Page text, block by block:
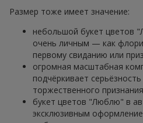
Размер тоже имеет значение:
небольшой букет цветов
очень личным — как
первому свиданию или
огромная масштабная
подчёркивает
торжественного
букет цветов "Люблю" в
эксклюзивным